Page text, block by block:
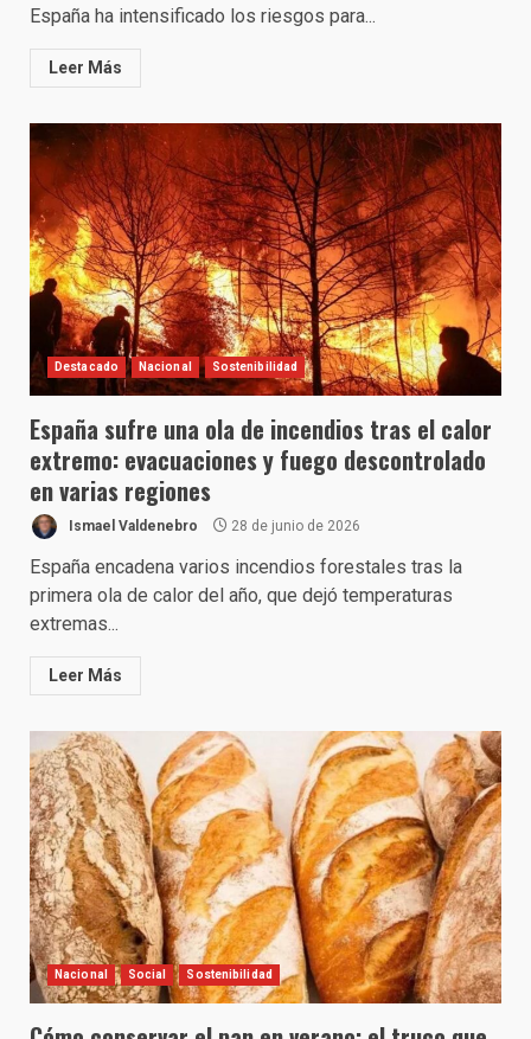
España ha intensificado los riesgos para...
Leer Más
Destacado Nacional Sostenibilidad
España sufre una ola de incendios tras el calor
extremo: evacuaciones y fuego descontrolado
en varias regiones
Ismael Valdenebro 28 de junio de 2026
España encadena varios incendios forestales tras la
primera ola de calor del año, que dejó temperaturas
extremas...
Leer Más
Nacional Social Sostenibilidad